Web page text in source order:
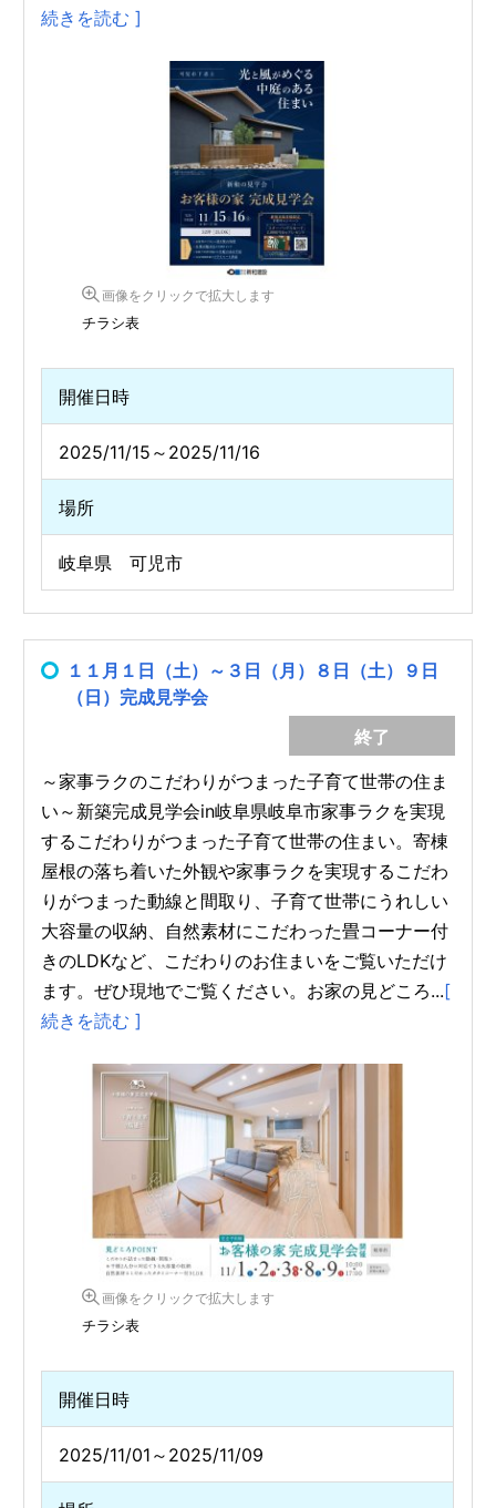
続きを読む ]
画像をクリックで拡大します
チラシ表
開催日時
2025/11/15～2025/11/16
場所
岐阜県 可児市
１１月１日（土）～３日（月）８日（土）９日
（日）完成見学会
終了
～家事ラクのこだわりがつまった子育て世帯の住ま
い～新築完成見学会in岐阜県岐阜市家事ラクを実現
するこだわりがつまった子育て世帯の住まい。寄棟
屋根の落ち着いた外観や家事ラクを実現するこだわ
りがつまった動線と間取り、子育て世帯にうれしい
大容量の収納、自然素材にこだわった畳コーナー付
きのLDKなど、こだわりのお住まいをご覧いただけ
ます。ぜひ現地でご覧ください。お家の見どころ...[
続きを読む ]
画像をクリックで拡大します
チラシ表
開催日時
2025/11/01～2025/11/09